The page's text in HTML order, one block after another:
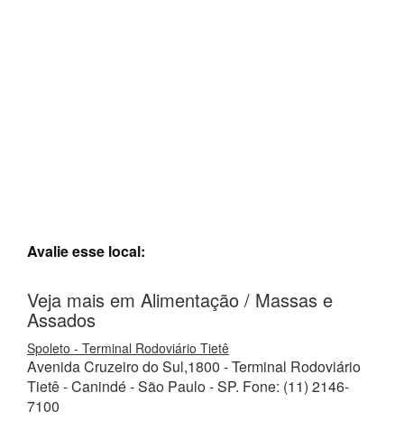
Avalie esse local:
Veja mais em Alimentação / Massas e
Assados
Spoleto - Terminal Rodoviário Tietê
Avenida Cruzeiro do Sul,1800 - Terminal Rodoviário
Tietê - Canindé - São Paulo - SP. Fone: (11) 2146-
7100